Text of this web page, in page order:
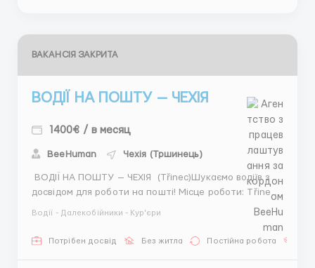
ВАКАНСІЯ ЗАКРИТА
ВОДІЇ НА ПОШТУ — ЧЕХІЯ
1400€ / в месяц
BeeHuman Чехія (Тршинець)
ВОДІЇ НА ПОШТУ — ЧЕХІЯ (Třinec)Шукаємо водіїв з
досвідом для роботи на пошті! Місце роботи: Třinec
(Чехія) Зарплата: від 1000 до 1600 євро/міс Вимоги: •
Відповідальність та пункт...
Водії - Далекобійники - Кур'єри
Потрібен досвід Без житла Постійна робота